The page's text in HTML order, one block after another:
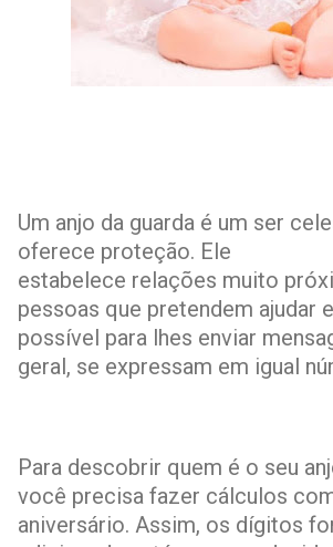
Um anjo da guarda é um ser
oferece proteção. Ele
estabelece relações muito
pessoas que pretendem ajudar
possível para lhes enviar
geral, se expressam em igual
Para descobrir quem é o seu
você precisa fazer cálculos
aniversário. Assim, os dígitos